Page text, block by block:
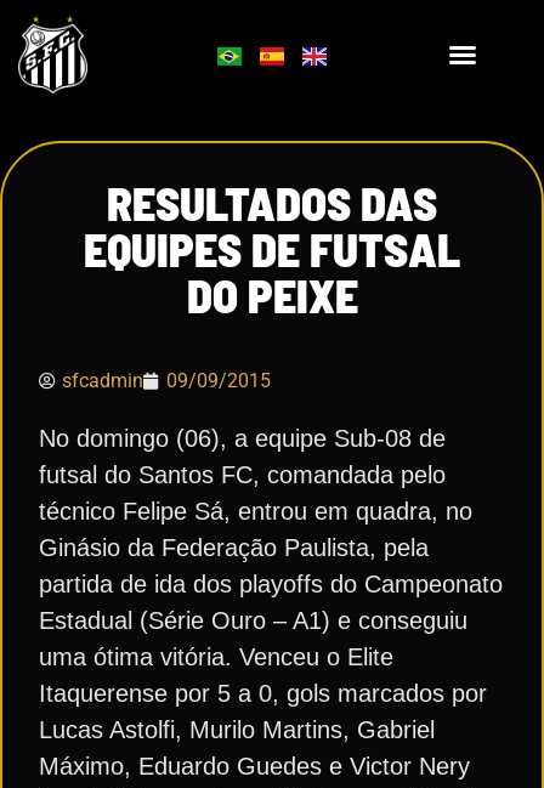
RESULTADOS DAS
EQUIPES DE FUTSAL
DO PEIXE
sfcadmin 09/09/2015
No domingo (06), a equipe Sub-08 de
futsal do Santos FC, comandada pelo
técnico Felipe Sá, entrou em quadra, no
Ginásio da Federação Paulista, pela
partida de ida dos playoffs do Campeonato
Estadual (Série Ouro – A1) e conseguiu
uma ótima vitória. Venceu o Elite
Itaquerense por 5 a 0, gols marcados por
Lucas Astolfi, Murilo Martins, Gabriel
Máximo, Eduardo Guedes e Victor Nery